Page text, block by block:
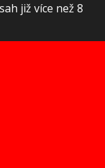
již více než 8